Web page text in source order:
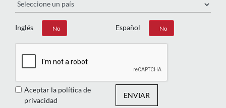
Inglés
Sí No Español
Sí No
Aceptar la política de
privacidad
ENVIAR